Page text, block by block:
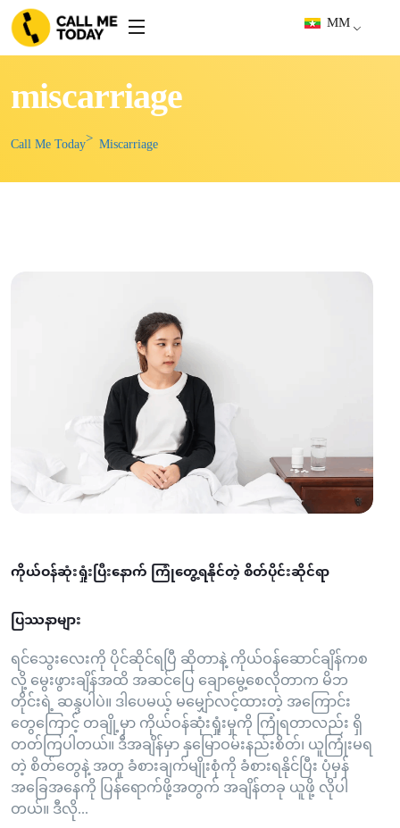
MM
miscarriage
Call Me Today Miscarriage
ကိုယ်ဝန်ဆုံးရှုံးပြီးနောက် ကြုံတွေ့ရနိုင်တဲ့ စိတ်ပိုင်းဆိုင်ရာ
ပြဿနာများ
ရင်သွေးလေးကို ပိုင်ဆိုင်ရပြီ ဆိုတာနဲ့ ကိုယ်ဝန်ဆောင်ချိန်ကစ
လို့ မွေးဖွားချိန်အထိ အဆင်ပြေ ချောမွေ့စေလိုတာက မိဘ
တိုင်းရဲ့ ဆန္ဒပါပဲ။ ဒါပေမယ့် မမျှော်လင့်ထားတဲ့ အကြောင်း
တွေကြောင့် တချို့မှာ ကိုယ်ဝန်ဆုံးရှုံးမှုကို ကြုံရတာလည်း ရှိ
တတ်ကြပါတယ်။ ဒီအချိန်မှာ နှမြောဝမ်းနည်းစိတ်၊ ယူကြုံးမရ
တဲ့ စိတ်တွေနဲ့ အတူ ခံစားချက်မျိုးစုံကို ခံစားရနိုင်ပြီး ပုံမှန်
အခြေအနေကို ပြန်ရောက်ဖို့အတွက် အချိန်တခု ယူဖို့ လိုပါ
တယ်။ ဒီလို...